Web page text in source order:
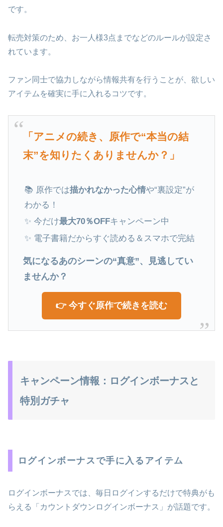
です。
転売対策のため、お一人様3点までなどのルールが設定さ
れています。
ファン同士で協力しながら情報共有を行うことが、欲しい
アイテムを確実に手に入れるコツです。
「アニメの続き、原作で“本当の結
末”を知りたくありませんか？」
📚 原作では描かれなかった心情や“裏設定”が
わかる！
✨ 今だけ最大70％OFFキャンペーン中
✨ 電子書籍だからすぐ読める＆スマホで完結
気になるあのシーンの“真意”、見逃してい
ませんか？
👉 今すぐ原作で続きを読む
キャンペーン情報：ログインボーナスと
特別ガチャ
ログインボーナスで手に入るアイテム
ログインボーナスでは、毎日ログインするだけで特典がも
らえる「カウントダウンログインボーナス」が話題です。